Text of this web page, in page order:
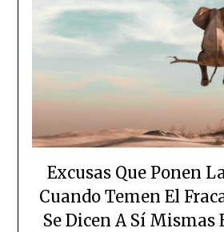
Excusas Que Ponen
Cuando Temen El
Se Dicen A Sí Mismas